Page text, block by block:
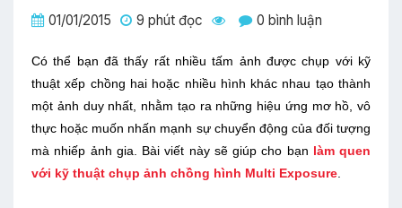
01/01/2015 9 phút đọc 0 bình luận
Có thể bạn đã thấy rất nhiều tấm ảnh được chụp với kỹ
thuật xếp chồng hai hoặc nhiều hình khác nhau tạo thành
một ảnh duy nhất, nhằm tạo ra những hiệu ứng mơ hồ, vô
thực hoặc muốn nhấn mạnh sự chuyển động của đối tượng
mà nhiếp ảnh gia. Bài viết này sẽ giúp cho bạn làm quen
với kỹ thuật chụp ảnh chồng hình Multi Exposure